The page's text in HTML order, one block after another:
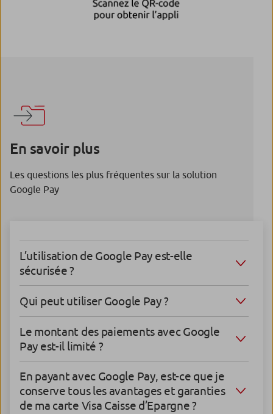
En savoir plus
Les questions les plus fréquentes sur la solution
Google Pay
L’utilisation de Google Pay est-elle
sécurisée ?
Qui peut utiliser Google Pay ?
Le montant des paiements avec Google
Pay est-il limité ?
En payant avec Google Pay, est-ce que je
conserve tous les avantages et garanties
de ma carte Visa Caisse d’Epargne ?